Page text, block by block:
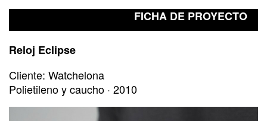
FICHA DE PROYECTO
Reloj Eclipse
Cliente: Watchelona
Polietileno y caucho · 2010